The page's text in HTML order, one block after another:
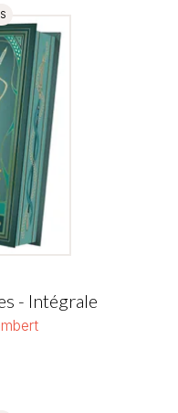
- Intégrale